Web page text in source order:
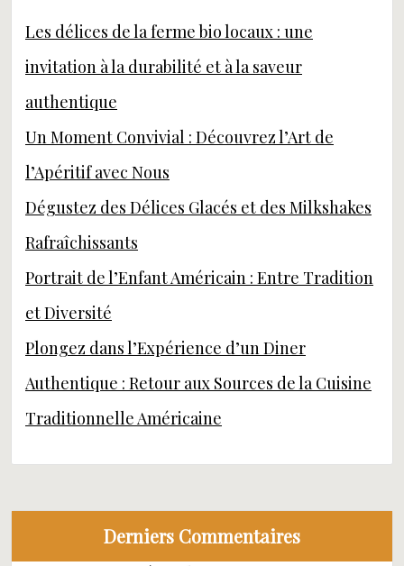
Les délices de la ferme bio locaux : une
invitation à la durabilité et à la saveur
authentique
Un Moment Convivial : Découvrez l’Art de
l’Apéritif avec Nous
Dégustez des Délices Glacés et des Milkshakes
Rafraîchissants
Portrait de l’Enfant Américain : Entre Tradition
et Diversité
Plongez dans l’Expérience d’un Diner
Authentique : Retour aux Sources de la Cuisine
Traditionnelle Américaine
Derniers Commentaires